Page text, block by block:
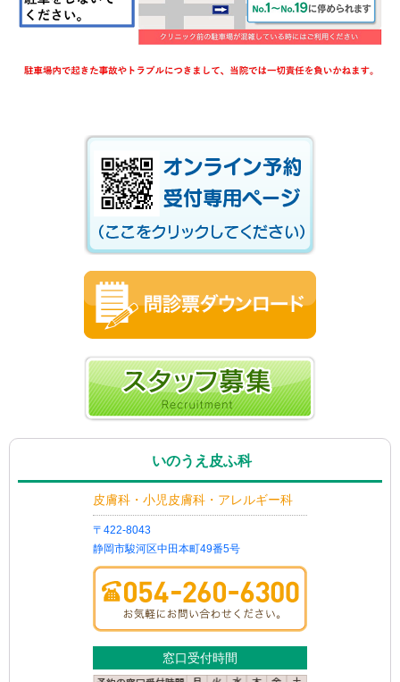
いのうえ皮ふ科
皮膚科・小児皮膚科・アレルギー科
〒422-8043
静岡市駿河区中田本町49番5号
窓口受付時間